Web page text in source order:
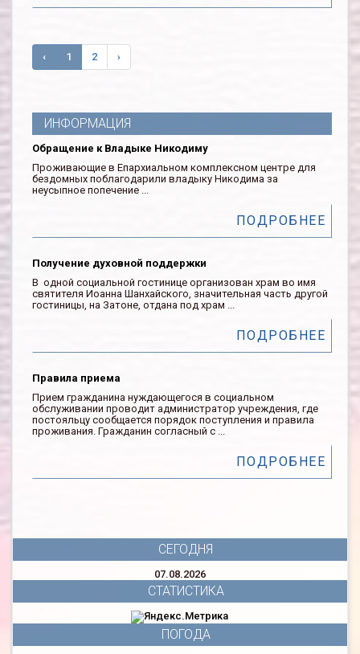
‹ 1 2 ›
ИНФОРМАЦИЯ
Обращение к Владыке Никодиму
Проживающие в Епархиальном комплексном центре для
бездомных поблагодарили владыку Никодима за
неусыпное попечение ...
ПОДРОБНЕЕ
Получение духовной поддержки
В одной социальной гостинице организован храм во имя
святителя Иоанна Шанхайского, значительная часть другой
гостиницы, на Затоне, отдана под храм ...
ПОДРОБНЕЕ
Правила приема
Прием гражданина нуждающегося в социальном
обслуживании проводит администратор учреждения, где
постояльцу сообщается порядок поступления и правила
проживания. Гражданин согласный с ...
ПОДРОБНЕЕ
СЕГОДНЯ
07.08.2026
СТАТИСТИКА
ПОГОДА